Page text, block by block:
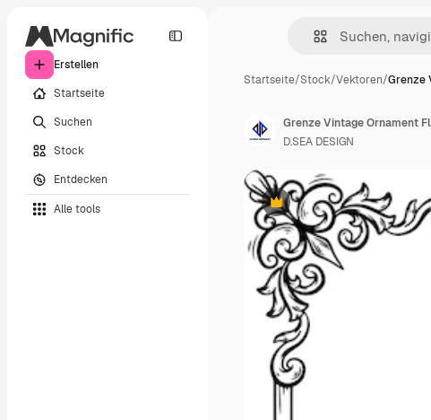
Erstellen
Startseite
Suchen
Stock
Entdecken
Alle tools
Startseite/Stock/Vektoren/Grenze
Premium
Grenze Vintage Ornament
D.SEA DESIGN